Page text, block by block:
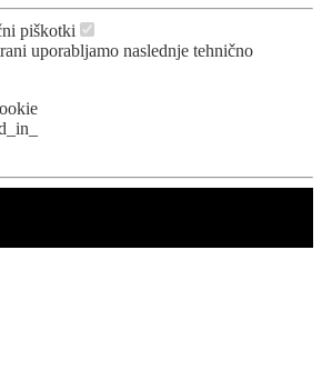
piškotki
uporabljamo naslednje tehnično